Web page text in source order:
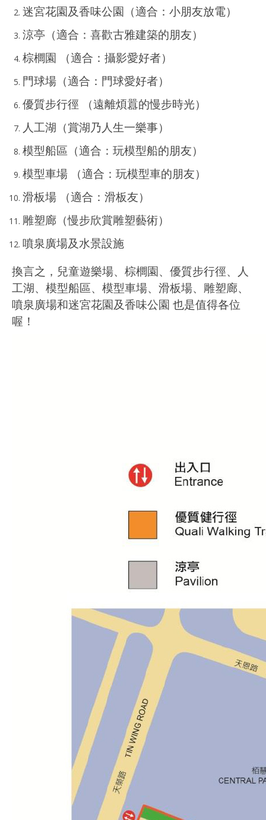
迷宮花園及香味公園（適合：小朋友放電）
涼亭（適合：喜歡古雅建築的朋友）
棕櫚園 （適合：攝影愛好者）
門球場（適合：門球愛好者）
優質步行徑 （遠離煩囂的慢步時光）
人工湖（賞湖乃人生一樂事）
模型船區（適合：玩模型船的朋友）
模型車場 （適合：玩模型車的朋友）
滑板場 （適合：滑板友）
雕塑廊（慢步欣賞雕塑藝術）
噴泉廣場及水景設施
換言之，兒童遊樂場、棕櫚園、優質步行徑、人
工湖、模型船區、模型車場、滑板場、雕塑廊、
噴泉廣場和迷宮花園及香味公園 也是值得各位
喔！